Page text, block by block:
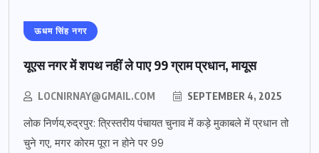
ऊधम सिंह नगर
यूएस नगर में शपथ नहीं ले पाए 99 ग्राम प्रधान, मायूस
LOCNIRNAY@GMAIL.COM SEPTEMBER 4, 2025
लोक निर्णय,रुद्रपुर: त्रिस्तरीय पंचायत चुनाव में कड़े मुकाबले में प्रधान तो
चुने गए, मगर कोरम पूरा न होने पर 99